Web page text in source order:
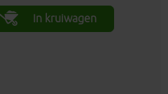
In kruiwagen